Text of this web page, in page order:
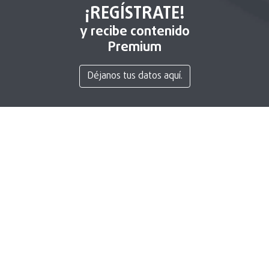
¡REGÍSTRATE!
y recibe contenido
Premium
Déjanos tus datos aquí.